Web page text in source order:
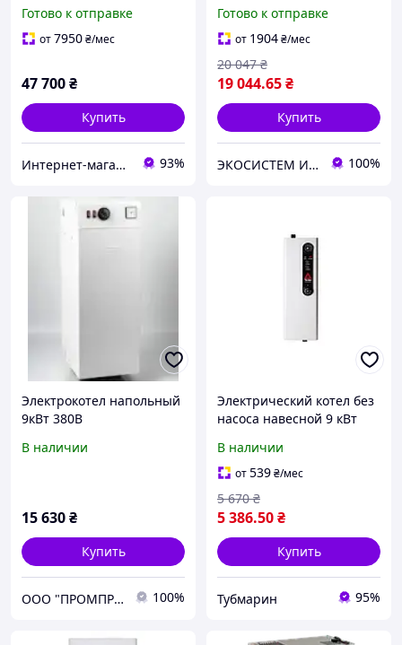
Готово к отправке
от7950₴/мес
47 700₴
Купить
Интернет-магазин "Термостат" 93%
Готово к отправке
от 1904₴/мес
19 044.65₴
20 047 ₴
Купить
ЭКОСИСТЕМ ИНЖИНИРИНГ ООО 100%
Электрокотел напольный
9кВт 380В
В наличии
15 630₴
Купить
ООО "ПРОМПРИНТ" 100%
Электрический котел без
насоса навесной 9 кВт
отопительный
электрокотел
В наличии
от539₴/мес
5 386.50₴
5 670 ₴
Купить
Тубмарин 95%